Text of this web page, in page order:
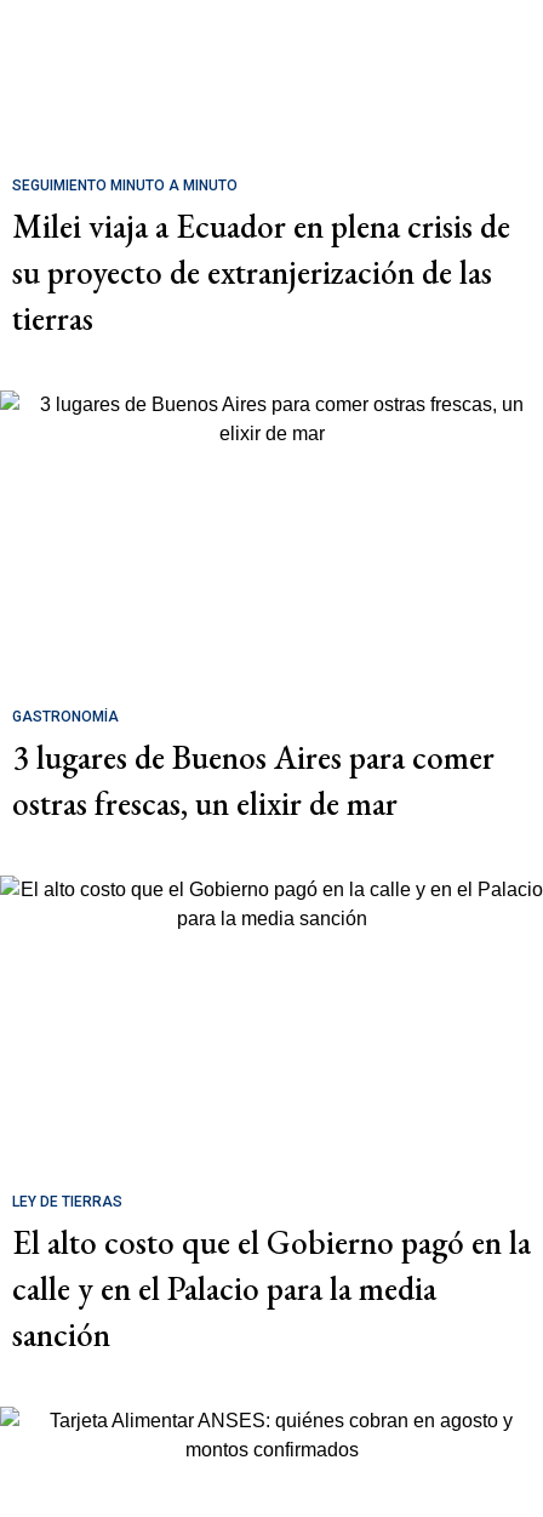
SEGUIMIENTO MINUTO A MINUTO
Milei viaja a Ecuador en plena crisis de
su proyecto de extranjerización de las
tierras
GASTRONOMÍA
3 lugares de Buenos Aires para comer
ostras frescas, un elixir de mar
LEY DE TIERRAS
El alto costo que el Gobierno pagó en la
calle y en el Palacio para la media
sanción